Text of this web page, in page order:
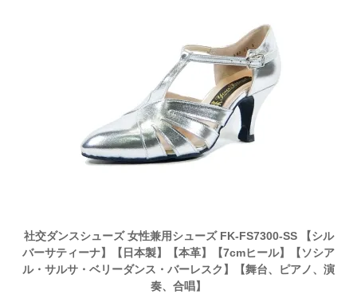
社交ダンスシューズ 女性兼用シューズ FK-FS7300-SS 【シル
バーサティーナ】【日本製】【本革】【7cmヒール】【ソシア
ル・サルサ・ベリーダンス・バーレスク】【舞台、ピアノ、演
奏、合唱】